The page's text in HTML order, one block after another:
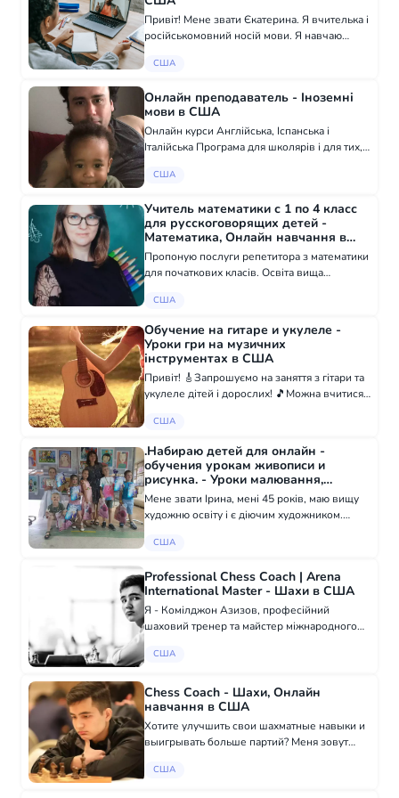
Привіт! Мене звати Єкатерина. Я вчителька і
російськомовний носій мови. Я навчаю
поїхати до Росії або дізнатися більше про
США
Онлайн преподаватель - Іноземні
мови в США
Онлайн курси Англійська, Іспанська і
Італійська Програма для школярів і для тих,
США
Учитель математики с 1 по 4 класс
для русскоговорящих детей -
Математика, Онлайн навчання в
США
Пропоную послуги репетитора з математики
для початкових класів. Освіта вища
Досвід роботи 8 років. Також є вчителем
м...
США
Обучение на гитаре и укулеле -
Уроки гри на музичних
інструментах в США
Привіт! 🎸Запрошуємо на заняття з гітари та
укулеле дітей і дорослих! 🎵Можна вчитися,
мистецтві, або вчитися грати без нот і
США
.Набираю детей для онлайн -
обучения урокам живописи и
рисунка. - Уроки малювання,
Онлайн навчання в США
Мене звати Ірина, мені 45 років, маю вищу
художню освіту і є діючим художником.
дітьми різного віку. Понад 3 роки
Можу п...
США
Professional Chess Coach | Arena
International Master - Шахи в США
Я - Комілджон Азизов, професійний
шаховий тренер та майстер міжнародного
досвідом. Я навчав більше ніж 50 учнів,
турнірах,...
США
Chess Coach - Шахи, Онлайн
навчання в США
Хотите улучшить свои шахматные навыки и
выигрывать больше партий? Меня зовут
тренер по шахматам и мастер FIDE (AIM) с
США